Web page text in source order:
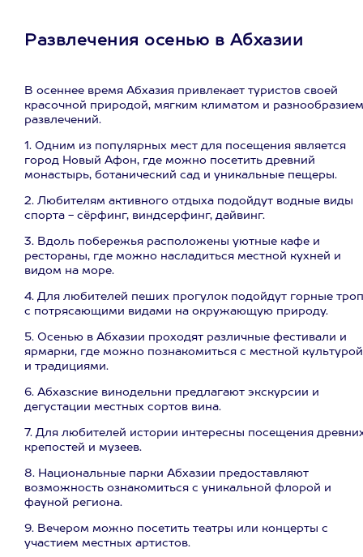
Развлечения осенью в Абхазии
В осеннее время Абхазия привлекает туристов своей
красочной природой, мягким климатом и разнообразием
развлечений.
1. Одним из популярных мест для посещения является
город Новый Афон, где можно посетить древний
монастырь, ботанический сад и уникальные пещеры.
2. Любителям активного отдыха подойдут водные виды
спорта - сёрфинг, виндсерфинг, дайвинг.
3. Вдоль побережья расположены уютные кафе и
рестораны, где можно насладиться местной кухней и
видом на море.
4. Для любителей пеших прогулок подойдут горные
с потрясающими видами на окружающую природу.
5. Осенью в Абхазии проходят различные фестивали и
ярмарки, где можно познакомиться с местной культурой
и традициями.
6. Абхазские винодельни предлагают экскурсии и
дегустации местных сортов вина.
7. Для любителей истории интересны посещения
крепостей и музеев.
8. Национальные парки Абхазии предоставляют
возможность ознакомиться с уникальной флорой и
фауной региона.
9. Вечером можно посетить театры или концерты с
участием местных артистов.